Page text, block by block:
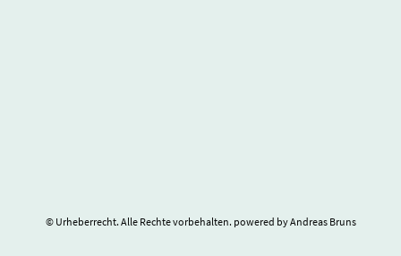
© Urheberrecht. Alle Rechte vorbehalten. powered by Andreas Bruns